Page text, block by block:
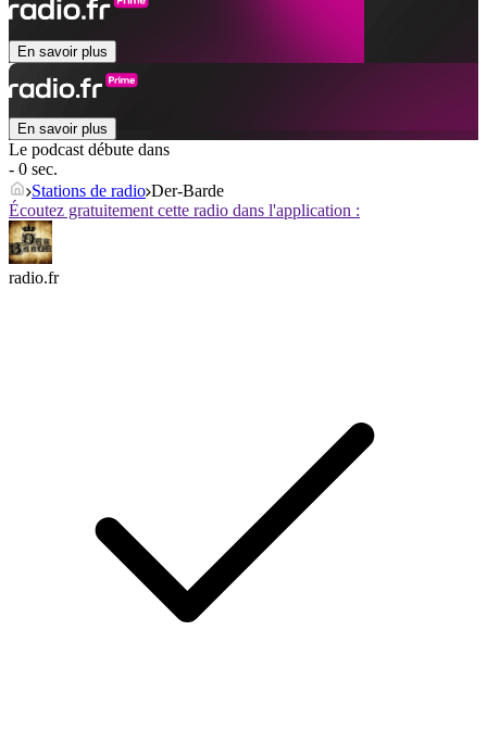
En savoir plus
En savoir plus
Le podcast débute dans
- 0 sec.
Stations de radio Der-Barde
Écoutez gratuitement cette radio dans l'application :
radio.fr